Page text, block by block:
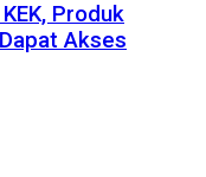
Produk
Akses